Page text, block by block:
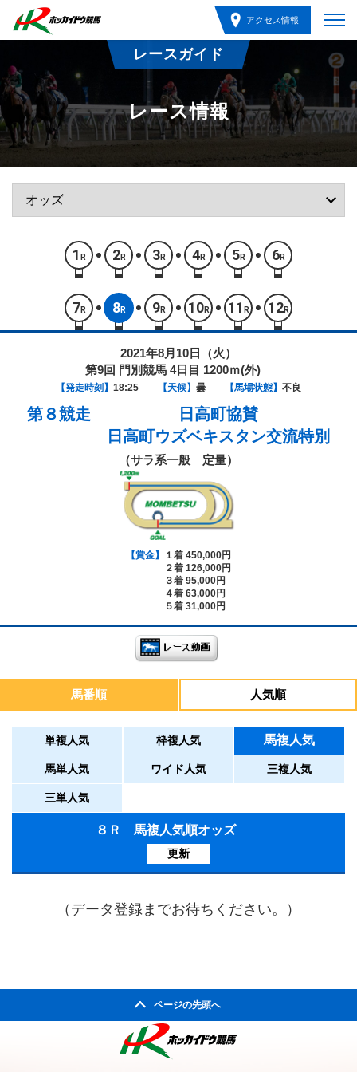
アクセス情報
レースガイド
レース情報
1 R 2R 3R 4R 5R 6R
7 R 8R 9R 10R 11 R 12R
2021年8月10日（火）
第9回 門別競馬 4日目 1200ｍ(外)
【発走時刻】 18:25 【天候】 曇 【馬場状態】 不良
第８競走
日高町協賛
日高町ウズベキスタン交流特別
（サラ系一般 定量）
【賞金】
１着 450,000円
２着 126,000円
３着 95,000円
４着 63,000円
５着 31,000円
馬番順 人気順
単複人気 枠複人気 馬複人気
馬単人気 ワイド人気 三複人気
三単人気
８Ｒ 馬複人気順オッズ
更新
（データ登録までお待ちください。）
ページの先頭へ